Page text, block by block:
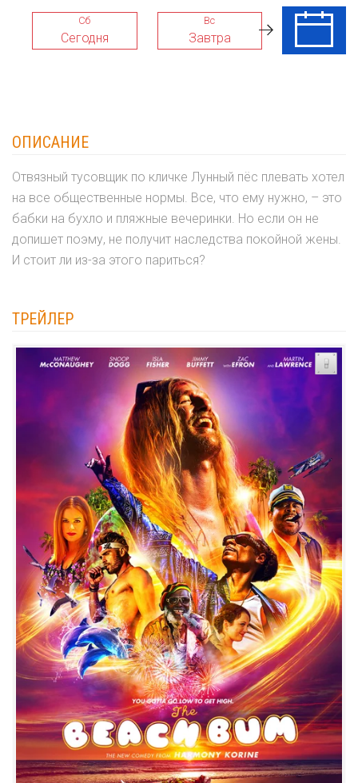
Сб
Сегодня
Вс
Завтра
Пн
ОПИСАНИЕ
Отвязный тусовщик по кличке Лунный пёс плевать хотел
на все общественные нормы. Все, что ему нужно, – это
бабки на бухло и пляжные вечеринки. Но если он не
допишет поэму, не получит наследства покойной жены.
И стоит ли из-за этого париться?
ТРЕЙЛЕР